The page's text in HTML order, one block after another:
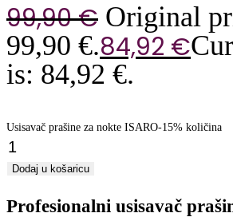
99,90€ Original
99,90 €.84,92 €
is: 84,92 €.
Usisavač prašine za nokte ISARO-15% količina
Dodaj u košaricu
Profesionalni usisavač